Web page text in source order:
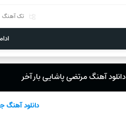
تک آهنگ
دانلود آهنگ مرتضی پاشایی بار آخر
دانلود آهنگ